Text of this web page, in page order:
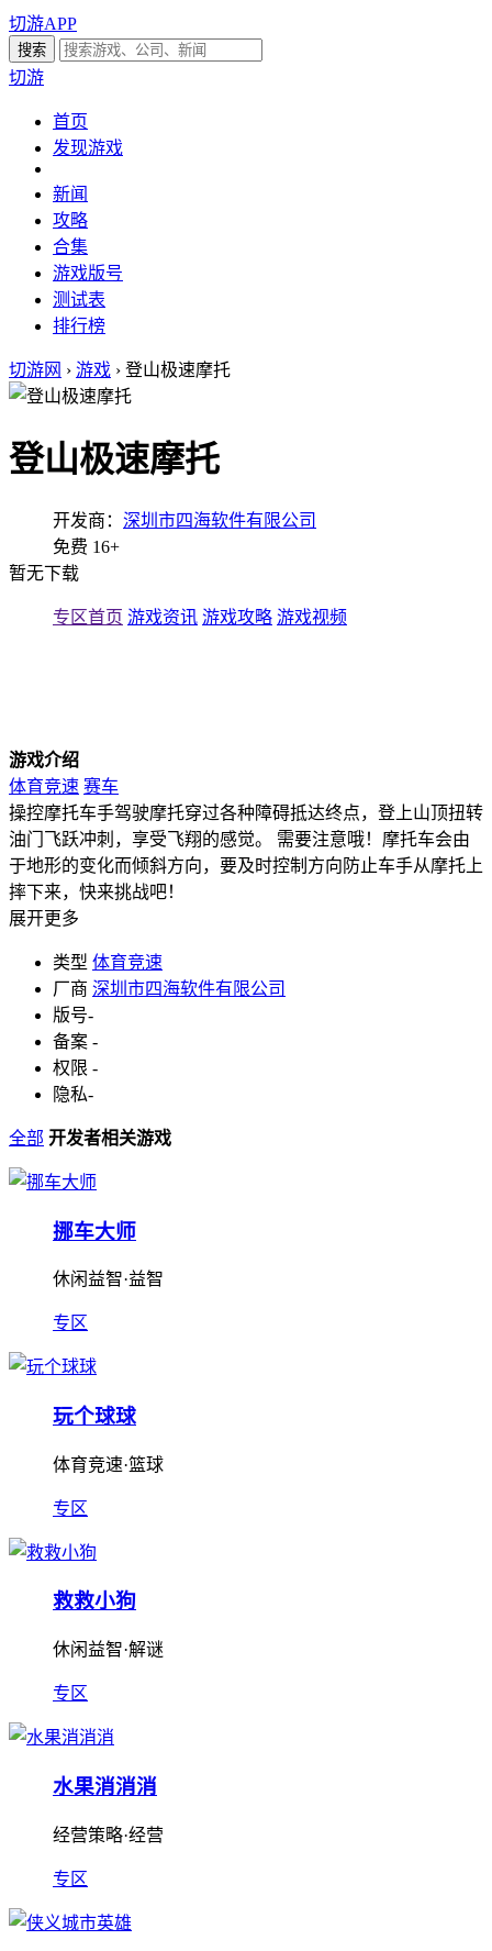
切游APP
切游
首页
发现游戏
新闻
攻略
合集
游戏版号
测试表
排行榜
切游网 › 游戏 › 登山极速摩托
登山极速摩托
开发商： 深圳市四海软件有限公司
免费 16+
暂无下载
专区首页 游戏资讯 游戏攻略 游戏视频
游戏介绍
体育竞速 赛车
操控摩托车手驾驶摩托穿过各种障碍抵达终点，登上山顶扭转
油门飞跃冲刺，享受飞翔的感觉。 需要注意哦！摩托车会由
于地形的变化而倾斜方向，要及时控制方向防止车手从摩托上
摔下来，快来挑战吧！
展开更多
类型 体育竞速
厂商 深圳市四海软件有限公司
版号-
备案 -
权限 -
隐私-
全部 开发者相关游戏
挪车大师
休闲益智·益智
专区
玩个球球
体育竞速·篮球
专区
救救小狗
休闲益智·解谜
专区
水果消消消
经营策略·经营
专区